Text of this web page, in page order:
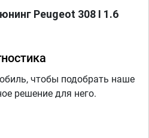
Peugeot 308 I 1.6
чтобы подобрать наше
решение для него.